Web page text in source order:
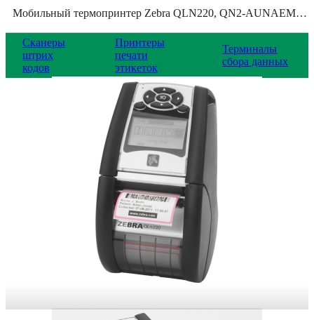
Мобильный термопринтер Zebra QLN220, QN2-AUNAEM10-00
Сканеры
штрих
кодов
Принтеры
печати
этикеток
Терминалы
сбора данных